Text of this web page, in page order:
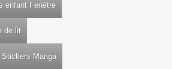
enfant Fenêtre
de lit
Stickers Manga